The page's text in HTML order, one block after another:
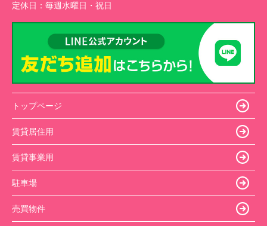
定休日： 毎週水曜日・祝日
トップページ
賃貸居住用
賃貸事業用
駐車場
売買物件